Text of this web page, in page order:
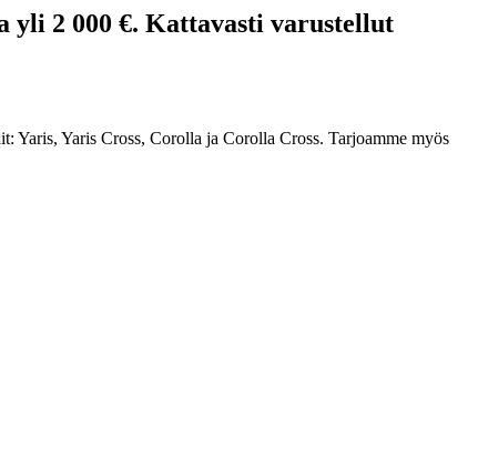
yli 2 000 €. Kattavasti varustellut
Yaris Cross, Corolla ja Corolla Cross. Tarjoamme myös